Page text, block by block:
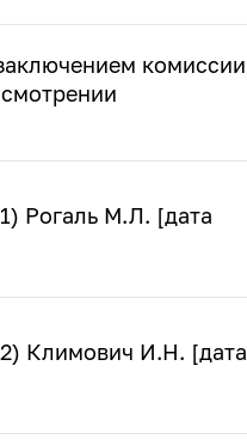
комиссии
Рогаль М.Л. [дата
Климович И.Н. [дата